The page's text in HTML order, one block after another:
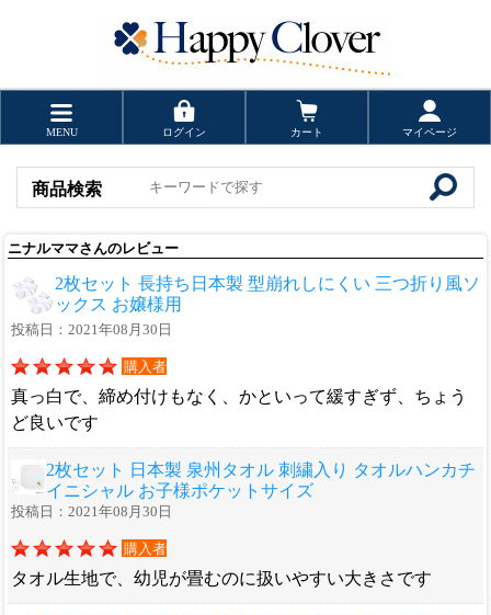
MENU ログイン カート マイページ
商品検索
ニナルママさんのレビュー
2枚セット 長持ち日本製 型崩れしにくい 三つ折り風ソ
ックス お嬢様用
投稿日：2021年08月30日
購入者
真っ白で、締め付けもなく、かといって緩すぎず、ちょう
ど良いです
2枚セット 日本製 泉州タオル 刺繍入り タオルハンカチ
イニシャル お子様ポケットサイズ
投稿日：2021年08月30日
購入者
タオル生地で、幼児が畳むのに扱いやすい大きさです